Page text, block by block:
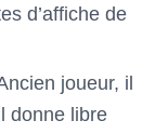
d’affiche de
joueur, il
donne libre